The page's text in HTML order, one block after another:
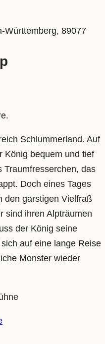
Württemberg, 89077
Schlummerland. Auf
König bequem und tief
Traumfresserchen, das
Doch eines Tages
den garstigen Vielfraß
sind ihren Alpträumen
der König seine
auf eine lange Reise
Monster wieder